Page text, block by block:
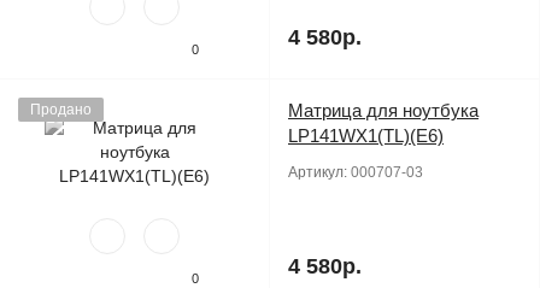
0 4 580р.
Продано
0
Матрица для ноутбука
LP141WX1(TL)(E6)
Артикул: 000707-03
4 580р.